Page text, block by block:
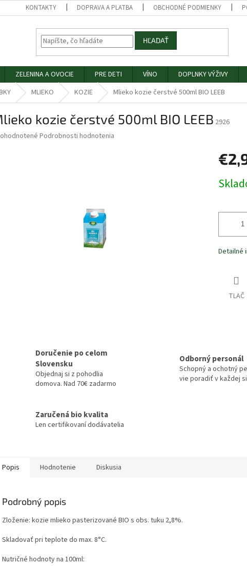
KONTAKTY DOPRAVA A PLATBA OBCHODNÉ PODMIENKY
HĽADAŤ
ZELENINA A OVOCIE PRE DETI VÍNO DOPLNKY VÝŽIVY
MLIEKO KOZIE Mlieko kozie čerstvé 500ml BIO LEEB
kozie čerstvé 500ml BIO LEEB 2926
Podrobnosti hodnotenia
cena:
Detailné
TLAČ
Doručenie po celom
Slovensku
Objednaj si z pohodlia
domova. Nad 70€ zadarmo
Odborný personál
Schopný a ochotný
vie poradiť v každej
Zaručená bio kvalita
Len certifikovaní dodávatelia
Popis Hodnotenie Diskusia
Podrobný popis
Zloženie: kozie mlieko pasterizované BIO s obs. tuku 2,8%.
Skladovať pri teplote do max. 8°C.
Nutričné hodnoty na 100ml: